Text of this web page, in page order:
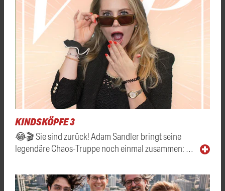
KINDSKÖPFE 3
😂🎬 Sie sind zurück! Adam Sandler bringt seine
legendäre Chaos-Truppe noch einmal zusammen: …